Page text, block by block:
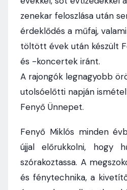
zenekar feloszlása után
érdeklődés a műfaj,
töltött évek után készült
és -koncertek iránt.
A rajongók legnagyobb
utolsóelőtti napján
Fenyő Ünnepet.
Fenyő Miklós minden
újjal előrukkolni, hogy
szórakoztassa. A
és fénytechnika, a